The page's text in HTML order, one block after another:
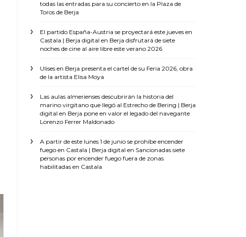
todas las entradas para su concierto en la Plaza de
Toros de Berja
El partido España-Austria se proyectará este jueves en
Castala | Berja digital en Berja disfrutará de siete
noches de cine al aire libre este verano 2026
Ulises en Berja presenta el cartel de su Feria 2026, obra
de la artista Elisa Moya
Las aulas almerienses descubrirán la historia del
marino virgitano que llegó al Estrecho de Bering | Berja
digital en Berja pone en valor el legado del navegante
Lorenzo Ferrer Maldonado
A partir de este lunes 1 de junio se prohíbe encender
fuego en Castala | Berja digital en Sancionadas siete
personas por encender fuego fuera de zonas
habilitadas en Castala